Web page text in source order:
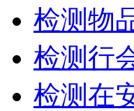
检测物
检测行
检测在